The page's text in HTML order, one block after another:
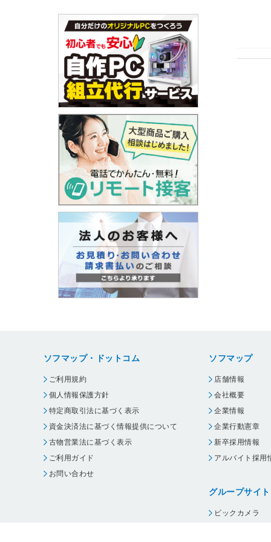
ソフマップ・ドットコム
ご利用規約
個人情報保護方針
特定商取引法に基づく表示
資金決済法に基づく情報提供について
古物営業法に基づく表示
ご利用ガイド
お問い合わせ
ソフマップ
店舗情報
会社概要
企業情報
企業行動憲章
新卒採用情報
アルバイト採用
グループサイト
ビックカメラ